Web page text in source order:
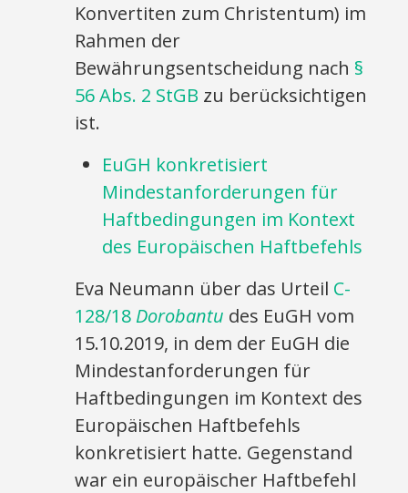
Konvertiten zum Christentum) im
Rahmen der
Bewährungsentscheidung nach §
56 Abs. 2 StGB zu berücksichtigen
ist.
EuGH konkretisiert
Mindestanforderungen für
Haftbedingungen im Kontext
des Europäischen Haftbefehls
Eva Neumann über das Urteil C-
128/18 Dorobantu des EuGH vom
15.10.2019, in dem der EuGH die
Mindestanforderungen für
Haftbedingungen im Kontext des
Europäischen Haftbefehls
konkretisiert hatte. Gegenstand
war ein europäischer Haftbefehl